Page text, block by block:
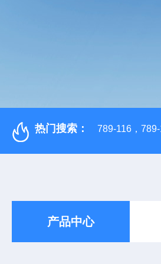
热门搜索： 789-116，
产品中心